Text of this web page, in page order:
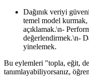
Dağınık veriyi
temel model kurmak,
açıklamak.\n-
değerlendirmek.\n-
yinelemek.
Bu eylemleri "topla, eğit,
tanımlayabiliyorsanız,